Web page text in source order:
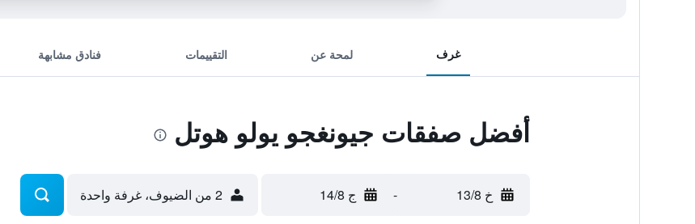
غرف لمحة عن التقييمات فنادق مشابهة
أفضل صفقات جيونغجو يولو هوتل
خ 13/8 - ج 14/8 2 من الضيوف، غرفة واحدة